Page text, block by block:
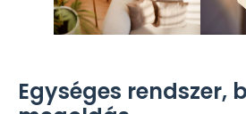
Egységes rendszer,